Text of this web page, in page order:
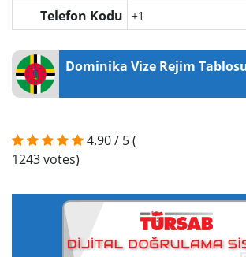
Telefon Kodu +1
Dominika Vize Rejim
4.90/ 5(
1243votes)